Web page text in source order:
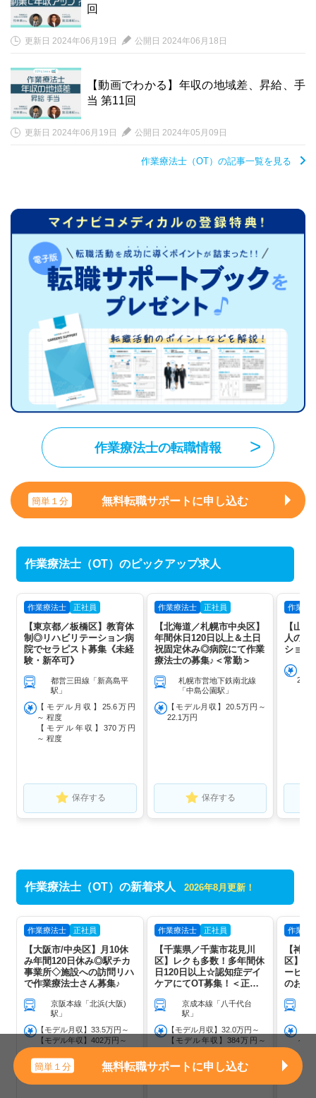
回
更新日 2024年06月19日 公開日 2024年06月18日
【動画でわかる】年収の地域差、昇給、手
当 第11回
更新日 2024年06月19日 公開日 2024年05月09日
作業療法士（OT）の記事一覧を見る
作業療法士の転職情報
簡単１分 無料転職サポートに申し込む
作業療法士（OT）のピックアップ求人
作業療法士 正社員
【東京都／板橋区】教育体
制◎リハビリテーション病
院でセラピスト募集《未経
験・新卒可》
都営三田線「新高島平
駅」
【モデル月収】25.6万円
～ 程度
【モデル年収】370万円
～ 程度
保存する
作業療法士 正社員
【北海道／札幌市中央区】
年間休日120日以上＆土日
祝固定休み◎病院にて作業
療法士の募集♪＜常勤＞
札幌市営地下鉄南北線
「中島公園駅」
【モデル月収】20.5万円～
22.1万円
保存する
作業療
【山
人の訪
ション
28.9
作業療法士（OT）の新着求人 2026年8月更新！
作業療法士 正社員
【大阪市/中央区】月10休
み年間120日休み◎駅チカ
事業所◇施設への訪問リハ
で作業療法士さん募集♪
京阪本線「北浜(大阪)
駅」
【モデル月収】33.5万円～
【モデル年収】402万円～
作業療法士 正社員
【千葉県／千葉市花見川
区】レクも多数！多年間休
日120日以上☆認知症デイ
ケアにてOT募集！＜正社
京成本線「八千代台
駅」
【モデル月収】32.0万円～
【モデル年収】384万円～
作業療
【神
区】月
ービス
のお仕
～
簡単１分 無料転職サポートに申し込む